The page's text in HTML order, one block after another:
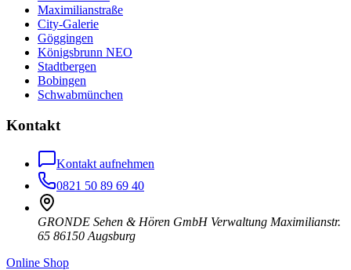
Maximilianstraße
City-Galerie
Göggingen
Königsbrunn NEO
Stadtbergen
Bobingen
Schwabmünchen
Kontakt
Kontakt aufnehmen
0821 50 89 69 40
GRONDE Sehen & Hören GmbH Verwaltung Maximilianstr.
65 86150 Augsburg
Online Shop